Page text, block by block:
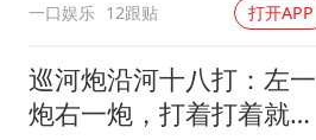
一口娱乐 12跟贴 打开APP
巡河炮沿河十八打：左一
炮右一炮，打着打着就把